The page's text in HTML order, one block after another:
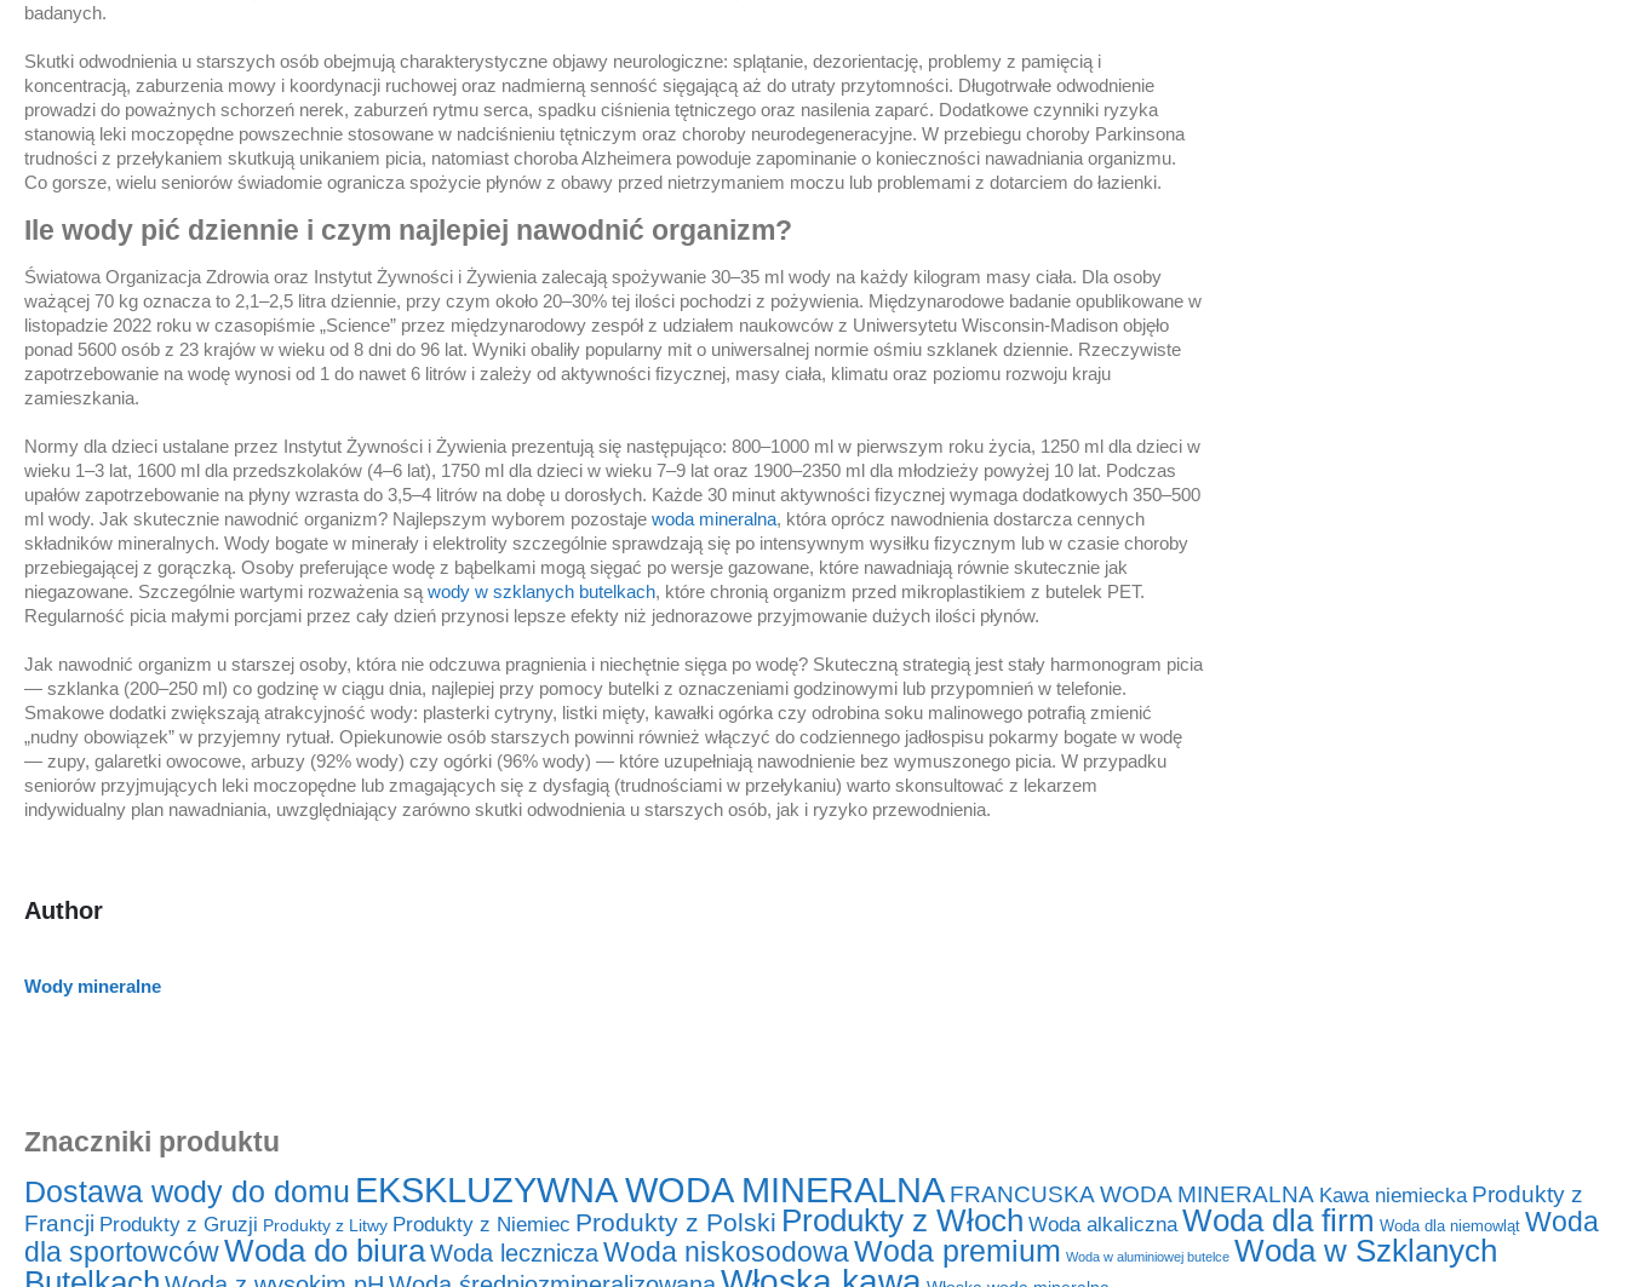
badanych.
Skutki odwodnienia u starszych osób obejmują charakterystyczne objawy neurologiczne: splątanie, dezorientację, problemy z pamięcią i
koncentracją, zaburzenia mowy i koordynacji ruchowej oraz nadmierną senność sięgającą aż do utraty przytomności. Długotrwałe odwodnienie
prowadzi do poważnych schorzeń nerek, zaburzeń rytmu serca, spadku ciśnienia tętniczego oraz nasilenia zaparć. Dodatkowe czynniki ryzyka
stanowią leki moczopędne powszechnie stosowane w nadciśnieniu tętniczym oraz choroby neurodegeneracyjne. W przebiegu choroby Parkinsona
trudności z przełykaniem skutkują unikaniem picia, natomiast choroba Alzheimera powoduje zapominanie o konieczności nawadniania organizmu.
Co gorsze, wielu seniorów świadomie ogranicza spożycie płynów z obawy przed nietrzymaniem moczu lub problemami z dotarciem do łazienki.
Ile wody pić dziennie i czym najlepiej nawodnić organizm?
Światowa Organizacja Zdrowia oraz Instytut Żywności i Żywienia zalecają spożywanie 30–35 ml wody na każdy kilogram masy ciała. Dla osoby
ważącej 70 kg oznacza to 2,1–2,5 litra dziennie, przy czym około 20–30% tej ilości pochodzi z pożywienia. Międzynarodowe badanie opublikowane w
listopadzie 2022 roku w czasopiśmie „Science” przez międzynarodowy zespół z udziałem naukowców z Uniwersytetu Wisconsin-Madison objęło
ponad 5600 osób z 23 krajów w wieku od 8 dni do 96 lat. Wyniki obaliły popularny mit o uniwersalnej normie ośmiu szklanek dziennie. Rzeczywiste
zapotrzebowanie na wodę wynosi od 1 do nawet 6 litrów i zależy od aktywności fizycznej, masy ciała, klimatu oraz poziomu rozwoju kraju
zamieszkania.
Normy dla dzieci ustalane przez Instytut Żywności i Żywienia prezentują się następująco: 800–1000 ml w pierwszym roku życia, 1250 ml dla dzieci w
wieku 1–3 lat, 1600 ml dla przedszkolaków (4–6 lat), 1750 ml dla dzieci w wieku 7–9 lat oraz 1900–2350 ml dla młodzieży powyżej 10 lat. Podczas
upałów zapotrzebowanie na płyny wzrasta do 3,5–4 litrów na dobę u dorosłych. Każde 30 minut aktywności fizycznej wymaga dodatkowych 350–500
ml wody. Jak skutecznie nawodnić organizm? Najlepszym wyborem pozostaje woda mineralna, która oprócz nawodnienia dostarcza cennych
składników mineralnych. Wody bogate w minerały i elektrolity szczególnie sprawdzają się po intensywnym wysiłku fizycznym lub w czasie choroby
przebiegającej z gorączką. Osoby preferujące wodę z bąbelkami mogą sięgać po wersje gazowane, które nawadniają równie skutecznie jak
niegazowane. Szczególnie wartymi rozważenia są wody w szklanych butelkach, które chronią organizm przed mikroplastikiem z butelek PET.
Regularność picia małymi porcjami przez cały dzień przynosi lepsze efekty niż jednorazowe przyjmowanie dużych ilości płynów.
Jak nawodnić organizm u starszej osoby, która nie odczuwa pragnienia i niechętnie sięga po wodę? Skuteczną strategią jest stały harmonogram picia
— szklanka (200–250 ml) co godzinę w ciągu dnia, najlepiej przy pomocy butelki z oznaczeniami godzinowymi lub przypomnień w telefonie.
Smakowe dodatki zwiększają atrakcyjność wody: plasterki cytryny, listki mięty, kawałki ogórka czy odrobina soku malinowego potrafią zmienić
„nudny obowiązek” w przyjemny rytuał. Opiekunowie osób starszych powinni również włączyć do codziennego jadłospisu pokarmy bogate w wodę
— zupy, galaretki owocowe, arbuzy (92% wody) czy ogórki (96% wody) — które uzupełniają nawodnienie bez wymuszonego picia. W przypadku
seniorów przyjmujących leki moczopędne lub zmagających się z dysfagią (trudnościami w przełykaniu) warto skonsultować z lekarzem
indywidualny plan nawadniania, uwzględniający zarówno skutki odwodnienia u starszych osób, jak i ryzyko przewodnienia.
Author
Wody mineralne
Znaczniki produktu
Dostawa wody do domu EKSKLUZYWNA WODA MINERALNA FRANCUSKA WODA MINERALNA Kawa niemiecka Produkty z
Francji Produkty z Gruzji Produkty z Litwy Produkty z Niemiec Produkty z Polski Produkty z Włoch Woda alkaliczna Woda dla firm Woda dla niemowląt Woda
dla sportowcówWoda do biuraWoda leczniczaWoda niskosodowaWoda premium Woda w aluminiowej butelce Woda w Szklanych